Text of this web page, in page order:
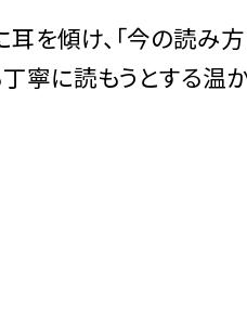
を傾け、「今の読み
寧に読もうとする